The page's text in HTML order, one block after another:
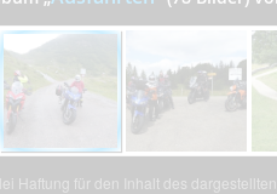
für den Inhalt des